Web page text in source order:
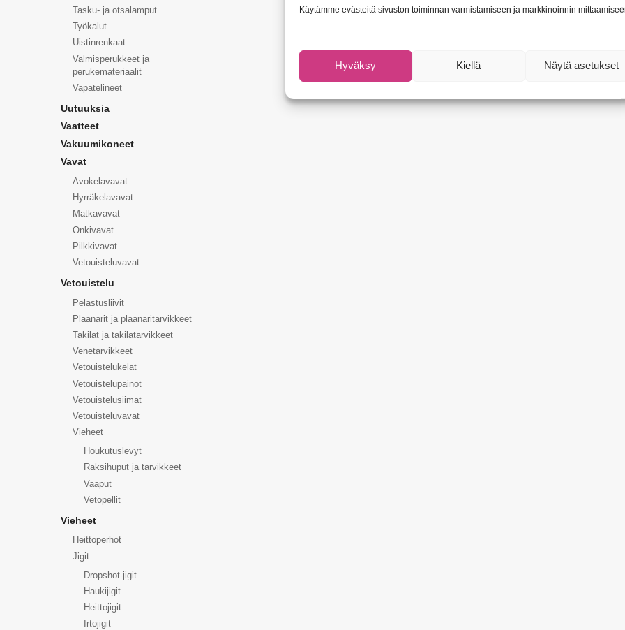
Käytämme evästeitä sivuston toiminnan varmistamiseen ja markkinoinnin
Hyväksy Kiellä Näytä asetukset
Tasku- ja otsalamput
Työkalut
Uistinrenkaat
Valmisperukkeet ja
perukemateriaalit
Vapatelineet
Uutuuksia
Vaatteet
Vakuumikoneet
Vavat
Avokelavavat
Hyrräkelavavat
Matkavavat
Onkivavat
Pilkkivavat
Vetouisteluvavat
Vetouistelu
Pelastusliivit
Plaanarit ja plaanaritarvikkeet
Takilat ja takilatarvikkeet
Venetarvikkeet
Vetouistelukelat
Vetouistelupainot
Vetouistelusiimat
Vetouisteluvavat
Vieheet
Houkutuslevyt
Raksihuput ja tarvikkeet
Vaaput
Vetopellit
Vieheet
Heittoperhot
Jigit
Dropshot-jigit
Haukijigit
Heittojigit
Irtojigit